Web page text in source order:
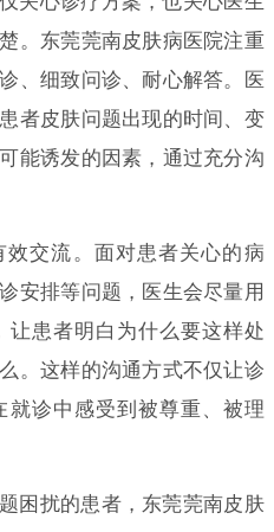
。东莞莞南皮肤病医院注重
、细致问诊、耐心解答。医
者皮肤问题出现的时间、变
能诱发的因素，通过充分沟
效交流。面对患者关心的病
安排等问题，医生会尽量用
患者明白为什么要这样处
。这样的沟通方式不仅让诊
诊中感受到被尊重、被理
困扰的患者，东莞莞南皮肤